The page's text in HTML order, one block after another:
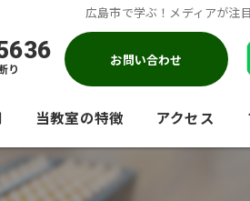
広島市で学ぶ！メディアが注
り
お問い合わせ
当教室の特徴 アクセス